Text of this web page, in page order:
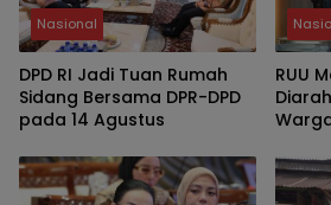
Nasional
DPD RI Jadi Tuan Rumah
Sidang Bersama DPR-DPD
pada 14 Agustus
RUU